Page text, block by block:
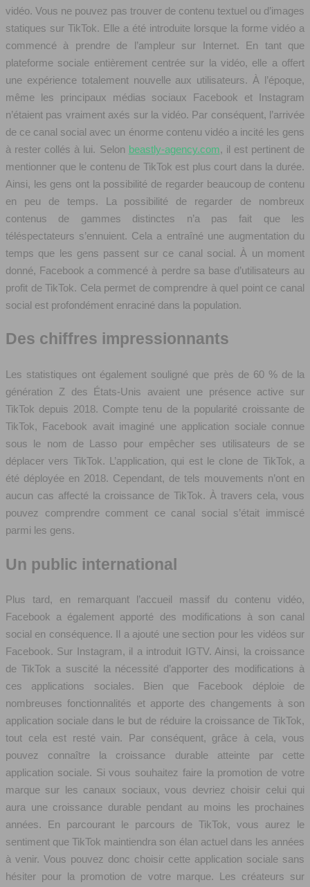
vidéo. Vous ne pouvez pas trouver de contenu textuel ou d’images
statiques sur TikTok. Elle a été introduite lorsque la forme vidéo a
commencé à prendre de l’ampleur sur Internet. En tant que
plateforme sociale entièrement centrée sur la vidéo, elle a offert
une expérience totalement nouvelle aux utilisateurs. À l’époque,
même les principaux médias sociaux Facebook et Instagram
n’étaient pas vraiment axés sur la vidéo. Par conséquent, l’arrivée
de ce canal social avec un énorme contenu vidéo a incité les gens
à rester collés à lui. Selon beastly-agency.com, il est pertinent de
mentionner que le contenu de TikTok est plus court dans la durée.
Ainsi, les gens ont la possibilité de regarder beaucoup de contenu
en peu de temps. La possibilité de regarder de nombreux
contenus de gammes distinctes n’a pas fait que les
téléspectateurs s’ennuient. Cela a entraîné une augmentation du
temps que les gens passent sur ce canal social. À un moment
donné, Facebook a commencé à perdre sa base d’utilisateurs au
profit de TikTok. Cela permet de comprendre à quel point ce canal
social est profondément enraciné dans la population.
Des chiffres impressionnants
Les statistiques ont également souligné que près de 60 % de la
génération Z des États-Unis avaient une présence active sur
TikTok depuis 2018. Compte tenu de la popularité croissante de
TikTok, Facebook avait imaginé une application sociale connue
sous le nom de Lasso pour empêcher ses utilisateurs de se
déplacer vers TikTok. L’application, qui est le clone de TikTok, a
été déployée en 2018. Cependant, de tels mouvements n’ont en
aucun cas affecté la croissance de TikTok. À travers cela, vous
pouvez comprendre comment ce canal social s’était immiscé
parmi les gens.
Un public international
Plus tard, en remarquant l’accueil massif du contenu vidéo,
Facebook a également apporté des modifications à son canal
social en conséquence. Il a ajouté une section pour les vidéos sur
Facebook. Sur Instagram, il a introduit IGTV. Ainsi, la croissance
de TikTok a suscité la nécessité d’apporter des modifications à
ces applications sociales. Bien que Facebook déploie de
nombreuses fonctionnalités et apporte des changements à son
application sociale dans le but de réduire la croissance de TikTok,
tout cela est resté vain. Par conséquent, grâce à cela, vous
pouvez connaître la croissance durable atteinte par cette
application sociale. Si vous souhaitez faire la promotion de votre
marque sur les canaux sociaux, vous devriez choisir celui qui
aura une croissance durable pendant au moins les prochaines
années. En parcourant le parcours de TikTok, vous aurez le
sentiment que TikTok maintiendra son élan actuel dans les années
à venir. Vous pouvez donc choisir cette application sociale sans
hésiter pour la promotion de votre marque. Les créateurs sur